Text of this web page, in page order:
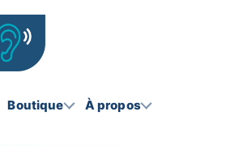
Boutique À propos